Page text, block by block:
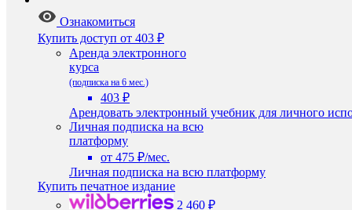
Ознакомиться
Купить доступ от 403 ₽
Аренда электронного
курса
(подписка на 6 мес.)
403 ₽
Арендовать электронный учебник для личного
Личная подписка на всю
платформу
от 475 ₽/мес.
Личная подписка на всю платформу
Купить печатное издание
2 460 ₽